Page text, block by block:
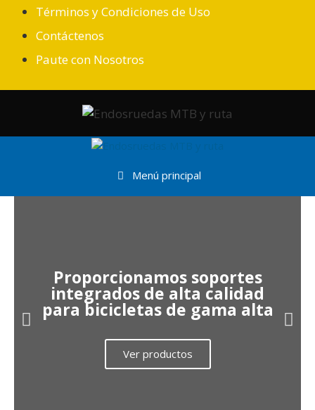
Términos y Condiciones de Uso
Contáctenos
Paute con Nosotros
Menú principal
Proporcionamos soportes
integrados de alta calidad
para bicicletas de gama alta
Ver productos